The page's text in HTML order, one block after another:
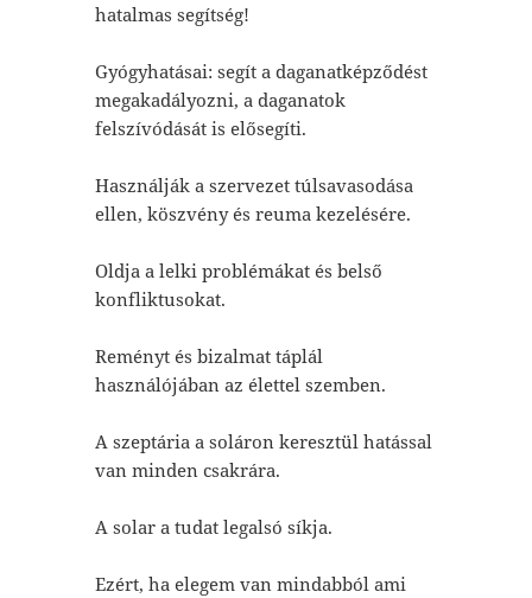
hatalmas segítség!
Gyógyhatásai: segít a daganatképződést
megakadályozni, a daganatok
felszívódását is elősegíti.
Használják a szervezet túlsavasodása
ellen, köszvény és reuma kezelésére.
Oldja a lelki problémákat és belső
konfliktusokat.
Reményt és bizalmat táplál
használójában az élettel szemben.
A szeptária a soláron keresztül hatással
van minden csakrára.
A solar a tudat legalsó síkja.
Ezért, ha elegem van mindabból ami